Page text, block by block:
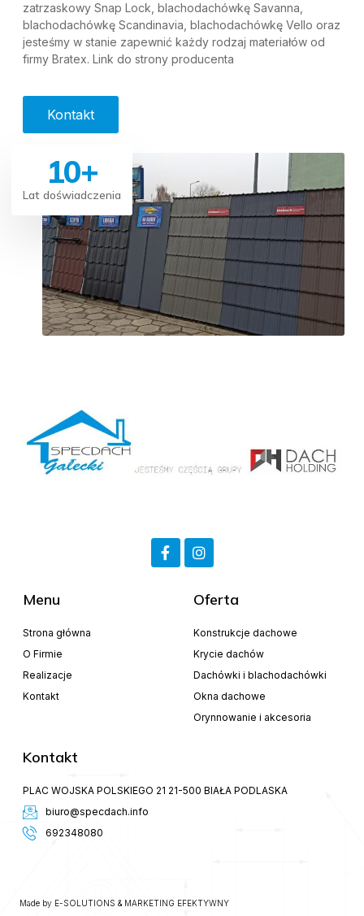
zatrzaskowy Snap Lock, blachodachówkę Savanna,
blachodachówkę Scandinavia, blachodachówkę Vello oraz
jesteśmy w stanie zapewnić każdy rodzaj materiałów od
firmy Bratex. Link do strony producenta
Kontakt
10+
Lat doświadczenia
Menu
Strona główna
O Firmie
Realizacje
Kontakt
Oferta
Konstrukcje dachowe
Krycie dachów
Dachówki i blachodachówki
Okna dachowe
Orynnowanie i akcesoria
Kontakt
PLAC WOJSKA POLSKIEGO 21 21-500 BIAŁA PODLASKA
biuro@specdach.info
692348080
Made by E-SOLUTIONS & MARKETING EFEKTYWNY